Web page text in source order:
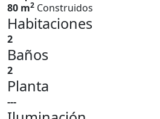
80 m2 Construidos
Habitaciones
2
Baños
2
Planta
---